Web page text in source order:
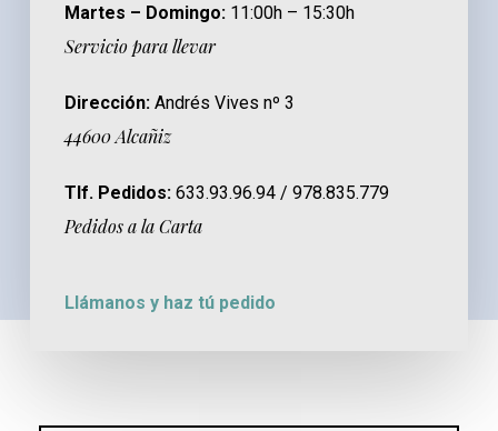
Martes – Domingo: 11:00h – 15:30h
Servicio para llevar
Dirección: Andrés Vives nº 3
44600 Alcañiz
Tlf. Pedidos: 633.93.96.94 / 978.835.779
Pedidos a la Carta
Llámanos y haz tú pedido